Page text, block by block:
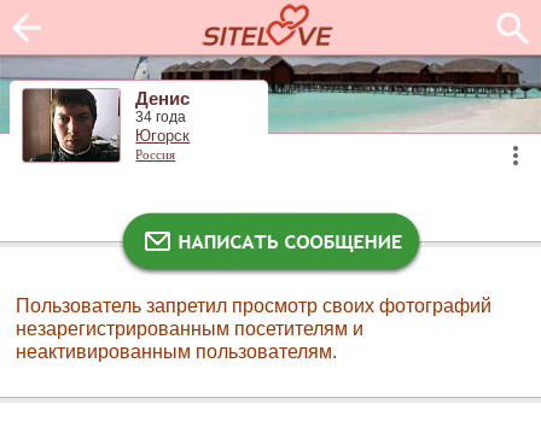
Денис
34 года
Югорск
Россия
Пользователь запретил просмотр своих фотографий
незарегистрированным посетителям и
неактивированным пользователям.